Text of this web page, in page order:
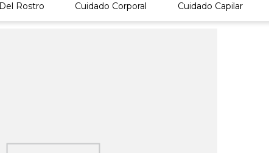
Rostro Cuidado Corporal Cuidado Capilar